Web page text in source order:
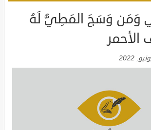
وَمَن وَسَجَ المَطِيُّ لَهُ
الأحمر